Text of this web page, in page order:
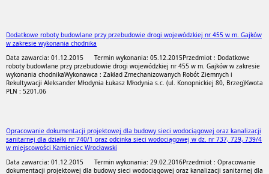
Dodatkowe roboty budowlane przy przebudowie drogi wojewódzkiej nr 455 w m. Gajków
w zakresie wykonania chodnika
Data zawarcia: 01.12.2015 Termin wykonania: 05.12.2015Przedmiot : Dodatkowe
roboty budowlane przy przebudowie drogi wojewódzkiej nr 455 w m. Gajków w zakresie
wykonania chodnikaWykonawca : Zakład Zmechanizowanych Robót Ziemnych i
Rekultywacji Aleksander Młodynia Łukasz Młodynia s.c. (ul. Konopnickiej 80, Brzeg)Kwota
PLN : 5201,06
Opracowanie dokumentacji projektowej dla budowy sieci wodociągowej oraz kanalizacji
sanitarnej dla działki nr 740/1 oraz odcinka sieci wodociągowej w dz. nr 737, 729, 739/4
w miejscowości Kamieniec Wrocławski
Data zawarcia: 01.12.2015 Termin wykonania: 29.02.2016Przedmiot : Opracowanie
dokumentacji projektowej dla budowy sieci wodociągowej oraz kanalizacji sanitarnej dla